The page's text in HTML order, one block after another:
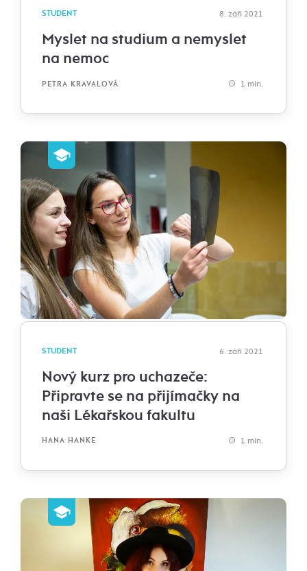
STUDENT 8. září 2021
Myslet na studium a nemyslet
na nemoc
PETRA KRAVALOVÁ 1 min.
STUDENT 6. září 2021
Nový kurz pro uchazeče:
Připravte se na přijímačky na
naši Lékařskou fakultu
HANA HANKE 1 min.